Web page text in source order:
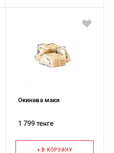
Окинава маки
1 799 тенге
+ В КОРЗИНУ